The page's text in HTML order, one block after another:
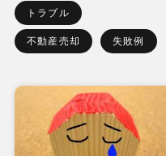
トラブル
不動産売却 失敗例